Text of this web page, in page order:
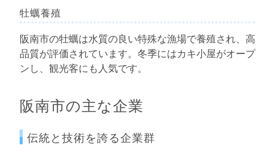
牡蠣養殖
阪南市の牡蠣は水質の良い特殊な漁場で養殖され、高
品質が評価されています。冬季にはカキ小屋がオープ
ンし、観光客にも人気です。
阪南市の主な企業
伝統と技術を誇る企業群